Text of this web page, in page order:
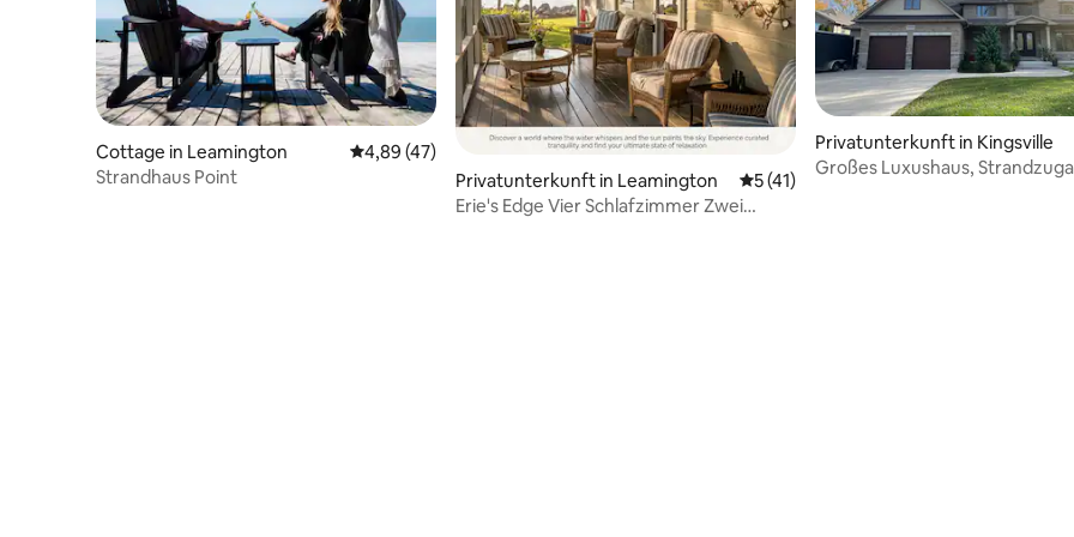
Cottage in Leamington Durchschnittliche Bewertung: 4,89 von 5, 47 Bewertungen
4,89 (47)
Strandhaus Point
Privatunterkunft in Leamington Durchschnittliche Bewertung: 5 von 5,
5 (41)
Erie's Edge Vier Schlafzimmer Zwei
Privatunterkunft in Kingsville
Großes Luxushaus,